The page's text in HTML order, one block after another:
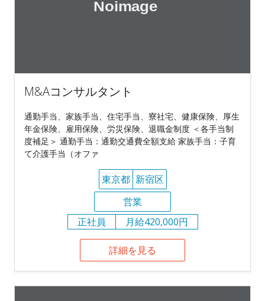
M&Aコンサルタント
通勤手当、家族手当、住宅手当、寮社宅、健康保険、厚生
年金保険、雇用保険、労災保険、退職金制度 ＜各手当制
度補足＞ 通勤手当：通勤交通費全額支給 家族手当：子育
て介護手当（オファ
東京都 新宿区
営業
正社員
月給420,000円
詳細を見る